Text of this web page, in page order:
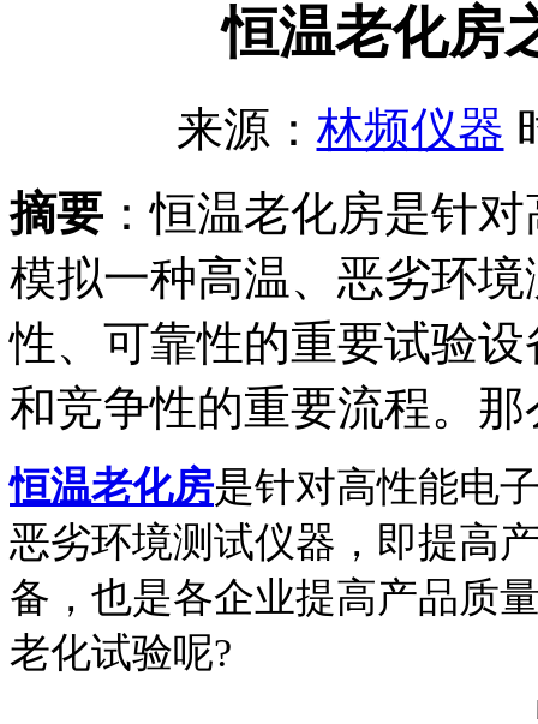
恒温老化房
来源： 林频仪器
摘要 ：恒温老化房是针
模拟一种高温、恶劣环
性、可靠性的重要试验
和竞争性的重要流程。那
恒温老化房是针对高性能电
恶劣环境测试仪器，即提高
备，也是各企业提高产品质
老化试验呢?